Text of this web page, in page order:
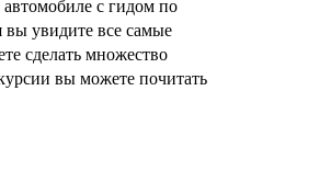
автомобиле с гидом по
вы увидите все самые
сделать множество
вы можете почитать